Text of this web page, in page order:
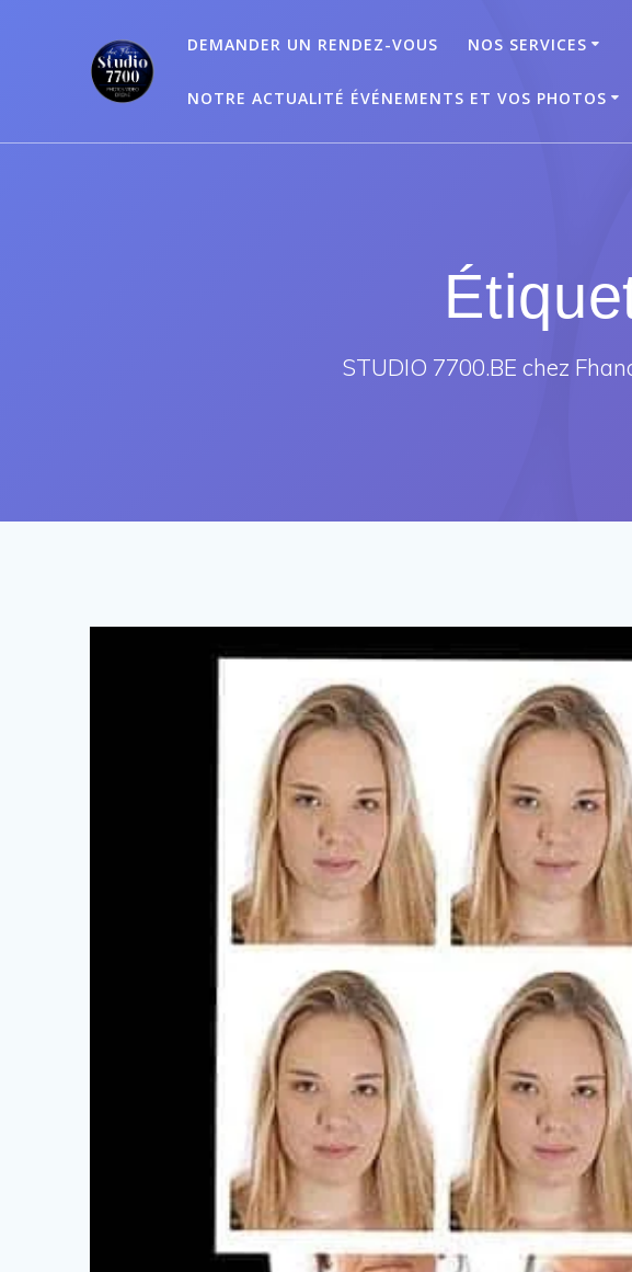
DEMANDER UN RENDEZ-VOUS NOS SERVICES
NOTRE ACTUALITÉ ÉVÉNEMENTS ET VOS PHOTOS
STUDIO 7700.BE chez